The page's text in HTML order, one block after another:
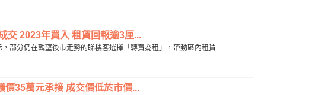
交 2023年買入 租賃回報逾3厘...
部分仍在觀望後市走勢的睇樓客選擇「轉買為租」，帶動區內租賃...
價35萬元承接 成交價低於市價...